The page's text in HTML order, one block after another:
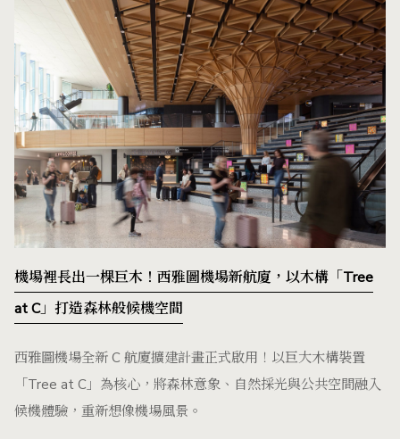
機場裡長出一棵巨木！西雅圖機場新航廈，以木構「Tree
at C」打造森林般候機空間
西雅圖機場全新 C 航廈擴建計畫正式啟用！以巨大木構裝置
「Tree at C」為核心，將森林意象、自然採光與公共空間融入
候機體驗，重新想像機場風景。